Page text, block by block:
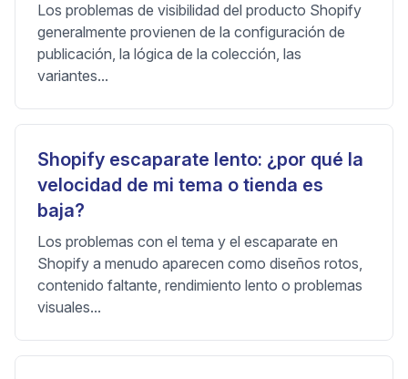
Los problemas de visibilidad del producto Shopify
generalmente provienen de la configuración de
publicación, la lógica de la colección, las
variantes...
Shopify escaparate lento: ¿por qué la
velocidad de mi tema o tienda es
baja?
Los problemas con el tema y el escaparate en
Shopify a menudo aparecen como diseños rotos,
contenido faltante, rendimiento lento o problemas
visuales...